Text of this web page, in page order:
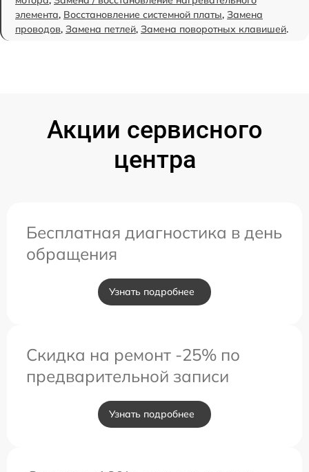
элемента, Восстановление системной платы, Замена
проводов, Замена петлей, Замена поворотных клавишей.
Акции сервисного
центра
Бесплатная диагностика в день
обращения
Узнать подробнее
Скидка на ремонт -25% по
предварительной записи
Узнать подробнее